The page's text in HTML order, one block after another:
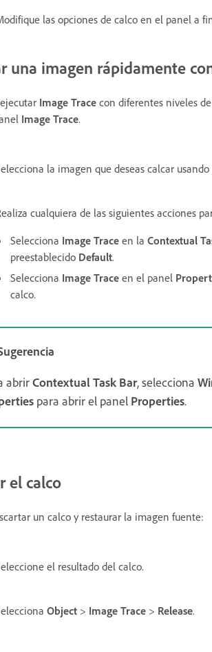
las opciones de calco en el panel a
una imagen rápidamente
Image Trace con diferentes niveles
Image Trace.
la imagen que deseas calcar
cualquiera de las siguientes acciones
Selecciona Image Trace en la Contextual
preestablecido Default.
Selecciona Image Trace en el panel
calco.
abrirContextual Task Bar, selecciona
para abrir el panel Properties.
el calco
un calco y restaurar la imagen fuente:
el resultado del calco.
Object > Image Trace > Release.